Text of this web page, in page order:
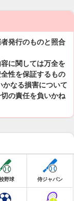
発行のものと照合
に関しては万全を
性を保証するもの
なる損害について
の責任を負いかね
野球 侍ジャパン